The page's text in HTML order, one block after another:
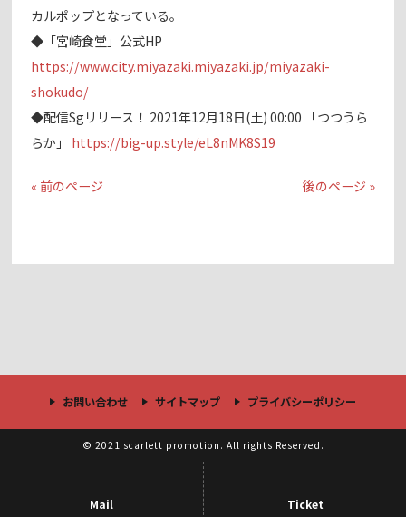
カルポップとなっている。
◆「宮崎食堂」公式HP
https://www.city.miyazaki.miyazaki.jp/miyazaki-
shokudo/
◆配信Sgリリース！ 2021年12月18日(土) 00:00 「つつうら
らか」 https://big-up.style/eL8nMK8S19
« 前のページ 後のページ »
お問い合わせ サイトマップ プライバシーポリシー
© 2021 scarlett promotion. All rights Reserved.
Mail Ticket